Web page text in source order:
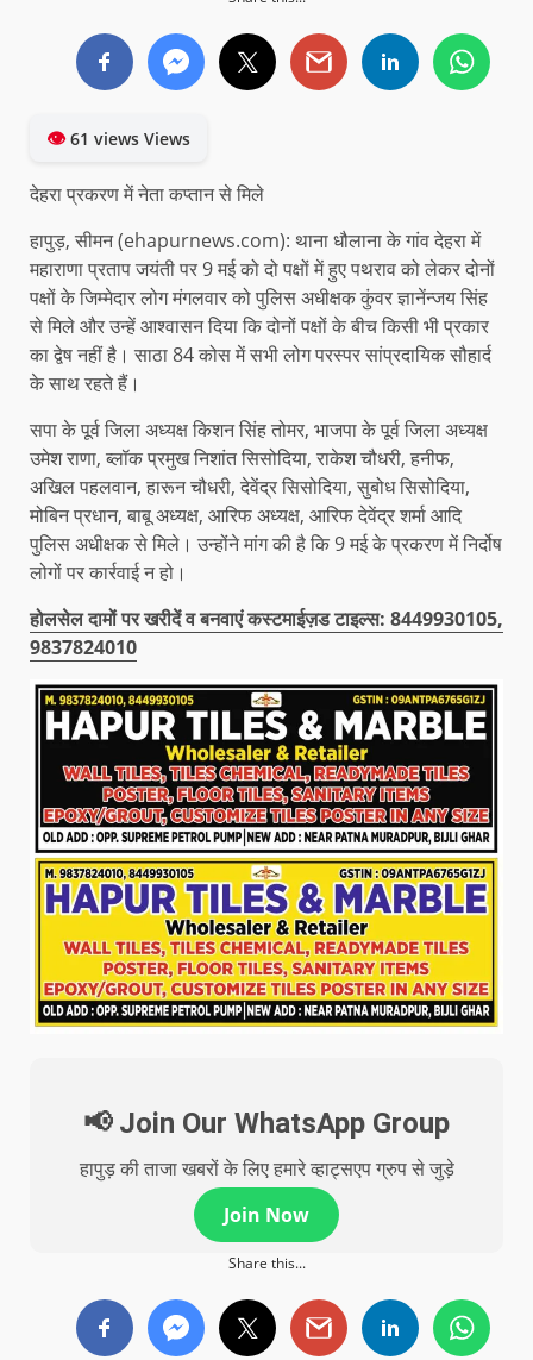
👁61 views Views
देहरा प्रकरण में नेता कप्तान से मिले
हापुड़, सीमन (ehapurnews.com): थाना धौलाना के गांव देहरा में
महाराणा प्रताप जयंती पर 9 मई को दो पक्षों में हुए पथराव को लेकर दोनों
पक्षों के जिम्मेदार लोग मंगलवार को पुलिस अधीक्षक कुंवर ज्ञानेंन्जय सिंह
से मिले और उन्हें आश्वासन दिया कि दोनों पक्षों के बीच किसी भी प्रकार
का द्वेष नहीं है। साठा 84 कोस में सभी लोग परस्पर सांप्रदायिक सौहार्द
के साथ रहते हैं।
सपा के पूर्व जिला अध्यक्ष किशन सिंह तोमर, भाजपा के पूर्व जिला अध्यक्ष
उमेश राणा, ब्लॉक प्रमुख निशांत सिसोदिया, राकेश चौधरी, हनीफ,
अखिल पहलवान, हारून चौधरी, देवेंद्र सिसोदिया, सुबोध सिसोदिया,
मोबिन प्रधान, बाबू अध्यक्ष, आरिफ अध्यक्ष, आरिफ देवेंद्र शर्मा आदि
पुलिस अधीक्षक से मिले। उन्होंने मांग की है कि 9 मई के प्रकरण में निर्दोष
लोगों पर कार्रवाई न हो।
होलसेल दामों पर खरीदें व बनवाएं कस्टमाईज़ड टाइल्स: 8449930105,
9837824010
📢 Join Our WhatsApp Group
हापुड़ की ताजा खबरों के लिए हमारे व्हाट्सएप ग्रुप से जुड़े
Join Now
Share this...